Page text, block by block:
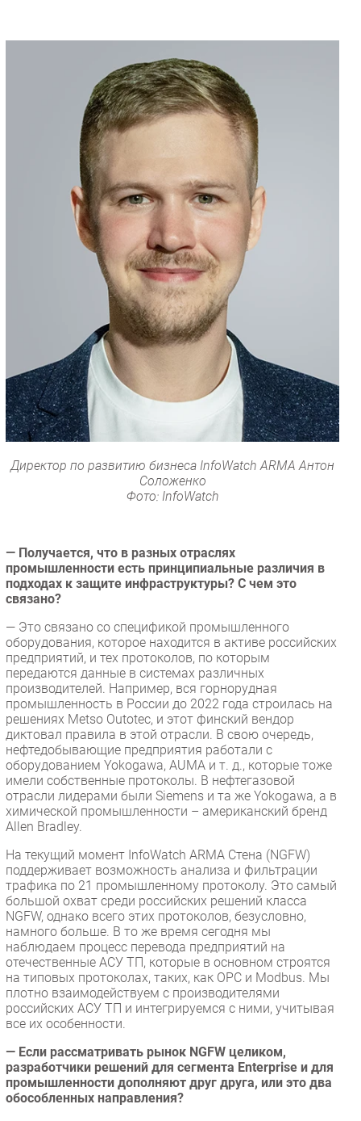
Директор по развитию бизнеса InfoWatch ARMA Антон
Соложенко
Фото: InfoWatch
— Получается, что в разных отраслях
промышленности есть принципиальные различия в
подходах к защите инфраструктуры? С чем это
связано?
— Это связано со спецификой промышленного
оборудования, которое находится в активе российских
предприятий, и тех протоколов, по которым
передаются данные в системах различных
производителей. Например, вся горнорудная
промышленность в России до 2022 года строилась на
решениях Metso Outotec, и этот финский вендор
диктовал правила в этой отрасли. В свою очередь,
нефтедобывающие предприятия работали с
оборудованием Yokogawa, AUMA и т. д., которые тоже
имели собственные протоколы. В нефтегазовой
отрасли лидерами были Siemens и та же Yokogawa, а в
химической промышленности – американский бренд
Allen Bradley.
На текущий момент InfoWatch ARMA Стена (NGFW)
поддерживает возможность анализа и фильтрации
трафика по 21 промышленному протоколу. Это самый
большой охват среди российских решений класса
NGFW, однако всего этих протоколов, безусловно,
намного больше. В то же время сегодня мы
наблюдаем процесс перевода предприятий на
отечественные АСУ ТП, которые в основном строятся
на типовых протоколах, таких, как OPC и Modbus. Мы
плотно взаимодействуем с производителями
российских АСУ ТП и интегрируемся с ними, учитывая
все их особенности.
— Если рассматривать рынок NGFW целиком,
разработчики решений для сегмента Enterprise и для
промышленности дополняют друг друга, или это два
обособленных направления?